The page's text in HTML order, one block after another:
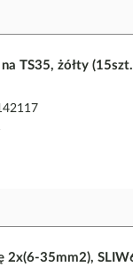
TS35, żółty
2x(6-35mm2),